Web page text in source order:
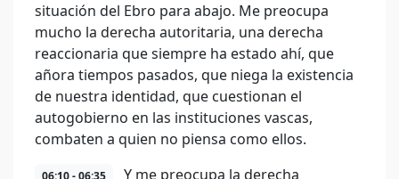
situación del Ebro para abajo. Me preocupa
mucho la derecha autoritaria, una derecha
reaccionaria que siempre ha estado ahí, que
añora tiempos pasados, que niega la existencia
de nuestra identidad, que cuestionan el
autogobierno en las instituciones vascas,
combaten a quien no piensa como ellos.
06:10 - 06:35
Y me preocupa la derecha